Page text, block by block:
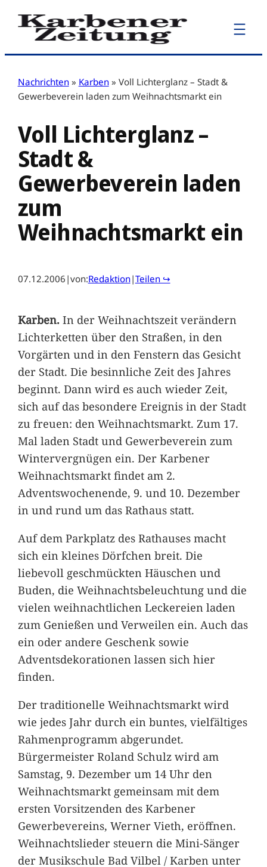
Zum
Inhalt
Nachrichten » Karben » Voll Lichterglanz – Stadt &
Gewerbeverein laden zum Weihnachtsmarkt ein
Voll Lichterglanz –
Stadt &
Gewerbeverein laden
zum
Weihnachtsmarkt ein
07.12.2006 |von:Redaktion|Teilen ↪
Karben.In der Weihnachtszeit verändern
Lichterketten über den Straßen, in den
Vorgärten und in den Fenstern das Gesicht
der Stadt. Die besinnliche Zeit des Jahres
beginnt. Dann wird es auch wieder Zeit,
sich auf das besondere Ereignis in der Stadt
zu freuen: den Weihnachtsmarkt. Zum 17.
Mal laden Stadt und Gewerbeverein zum
Wintervergnügen ein. Der Karbener
Weihnachtsmarkt findet am 2.
Adventswochenende, 9. und 10. Dezember
in und rund um das Rathaus statt.
Auf dem Parkplatz des Rathauses macht
sich ein kleines Dörfchen breit. Die
liebevoll geschmückten Häuschen und
Buden, die Weihnachtsbeleuchtung und die
vielen weihnachtlichen Leckereien laden
zum Genießen und Verweilen ein. Auch das
ein oder andere Geschenk sowie
Adventsdekorationen lassen sich hier
finden.
Der traditionelle Weihnachtsmarkt wird
wie jedes Jahr durch ein buntes, vielfältiges
Rahmenprogramm abgerundet.
Bürgermeister Roland Schulz wird am
Samstag, 9. Dezember um 14 Uhr den
Weihnachtsmarkt gemeinsam mit dem
ersten Vorsitzenden des Karbener
Gewerbevereins, Werner Vieth, eröffnen.
Weihnachtslieder steuern die Mini-Sänger
der Musikschule Bad Vilbel / Karben unter